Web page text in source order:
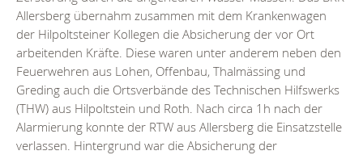
Allersberg übernahm zusammen mit dem Krankenwagen
der Hilpoltsteiner Kollegen die Absicherung der vor Ort
arbeitenden Kräfte. Diese waren unter anderem neben den
Feuerwehren aus Lohen, Offenbau, Thalmässing und
Greding auch die Ortsverbände des Technischen Hilfswerks
(THW) aus Hilpoltstein und Roth. Nach circa 1h nach der
Alarmierung konnte der RTW aus Allersberg die Einsatzstelle
verlassen. Hintergrund war die Absicherung der